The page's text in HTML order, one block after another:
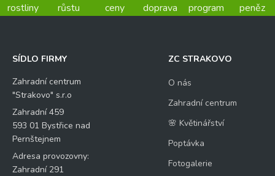
rostliny
růstu
ceny
doprava
program
peněz
SÍDLO FIRMY
Zahradní centrum
"Strakovo" s.r.o
Zahradní 459
593 01 Bystřice nad
Pernštejnem
Adresa provozovny:
Zahradní 291
ZC STRAKOVO
O nás
Zahradní centrum
🌸 Květinářství
Poptávka
Fotogalerie